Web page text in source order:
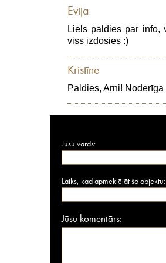
Evija
Liels paldies par info,
viss izdosies :)
Kristīne
Paldies, Arni!
Jūsu vārds:
Laiks, kad apmeklējāt šo objektu:
Jūsu komentārs: